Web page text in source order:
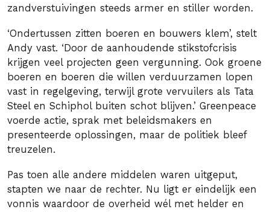
zandverstuivingen steeds armer en stiller worden.
‘Ondertussen zitten boeren en bouwers klem’, stelt
Andy vast. ‘Door de aanhoudende stikstofcrisis
krijgen veel projecten geen vergunning. Ook groene
boeren en boeren die willen verduurzamen lopen
vast in regelgeving, terwijl grote vervuilers als Tata
Steel en Schiphol buiten schot blijven.’ Greenpeace
voerde actie, sprak met beleidsmakers en
presenteerde oplossingen, maar de politiek bleef
treuzelen.
Pas toen alle andere middelen waren uitgeput,
stapten we naar de rechter. Nu ligt er eindelijk een
vonnis waardoor de overheid wél met helder en